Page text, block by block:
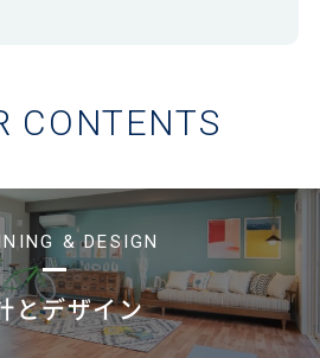
CONTENTS
& DESIGN
とデザイン